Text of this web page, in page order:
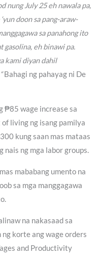
nung July 25 eh nawala pa,
doon sa pang-araw-
sa panahong ito
gasolina, eh binawi pa.
kami diyan dahil
Bahagi ng pahayag ni De
₱85 wage increase sa
living ng isang pamilya
kung saan mas mataas
nais ng mga labor groups.
mababang umento na
sa mga manggagawa
na nakasaad sa
korte ang wage orders
and Productivity